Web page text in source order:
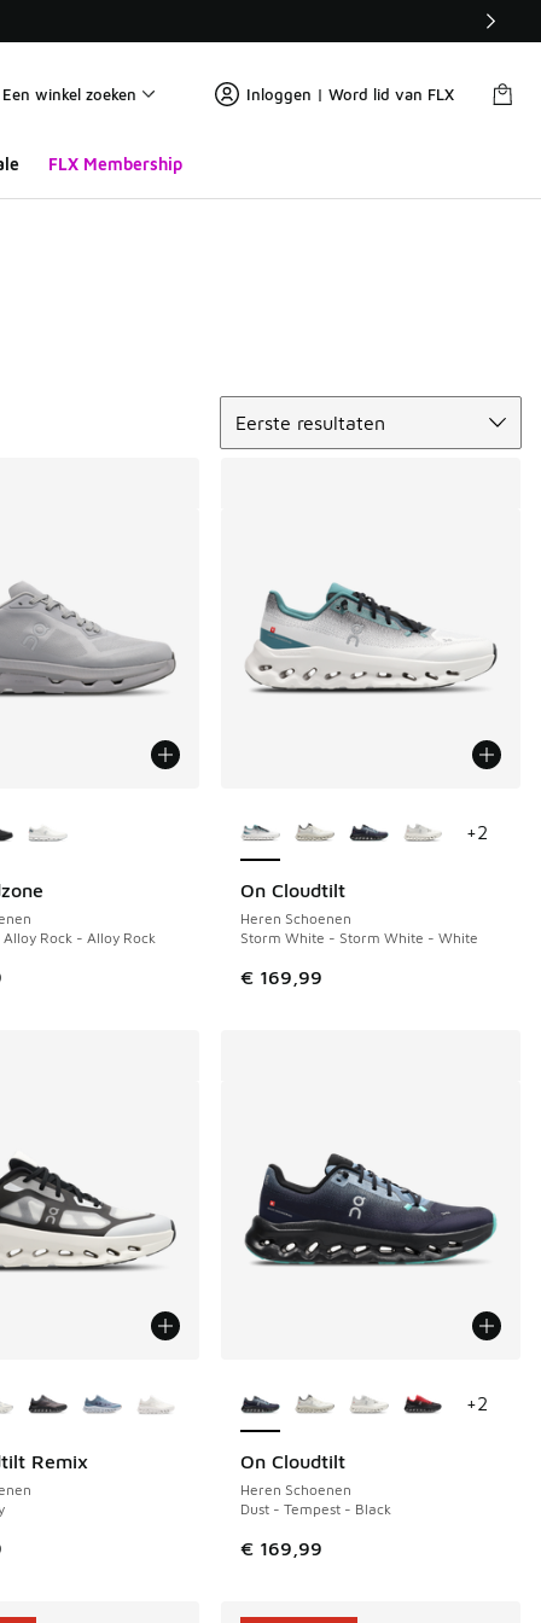
Een winkel zoeken Inloggen | Word lid van FLX
FLX Membership
Eerste resultaten
Rock - Alloy Rock
On Cloudtilt
Heren Schoenen
Storm White - Storm White - White
€ 169,99
+2
aanbieding Prijs verlaagd van € 159,99 naar € 125,00
Remix On Cloudtilt
Heren Schoenen
Dust - Tempest - Black
€ 169,99
+2